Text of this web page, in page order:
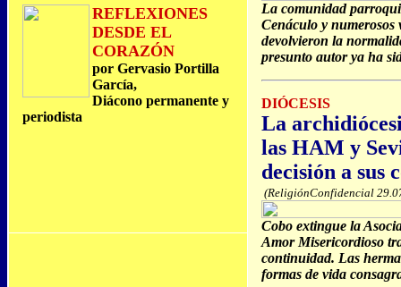
La comunidad
Cenáculo y
devolvieron la
presunto autor ya ha
DIÓCESIS
La
las HAM y
decisión a sus
(ReligiónConfidencial
Cobo extingue la
Amor Misericordioso
continuidad. Las
formas de vida
REFLEXIONES
DESDE EL
CORAZÓN
por Gervasio Portilla
García,
Diácono permanente y
periodista